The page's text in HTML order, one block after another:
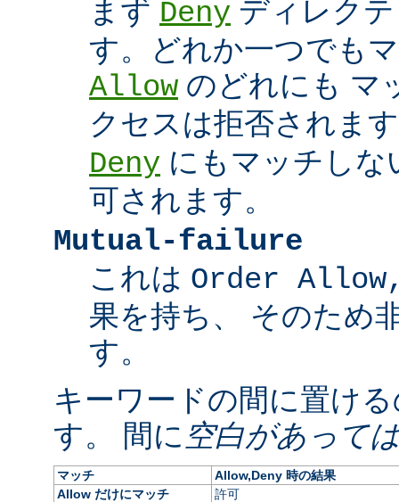
まず Deny ディレク
す。どれか一つでも
Allow のどれにも マ
クセスは拒否されま
Deny にもマッチしな
可されます。
Mutual-failure
これは Order
果を持ち、 そのため
す。
キーワードの間に置け
す。 間に 空白があって
マッチ
Allow,Deny 時の結果
Allow だけにマッチ
許可